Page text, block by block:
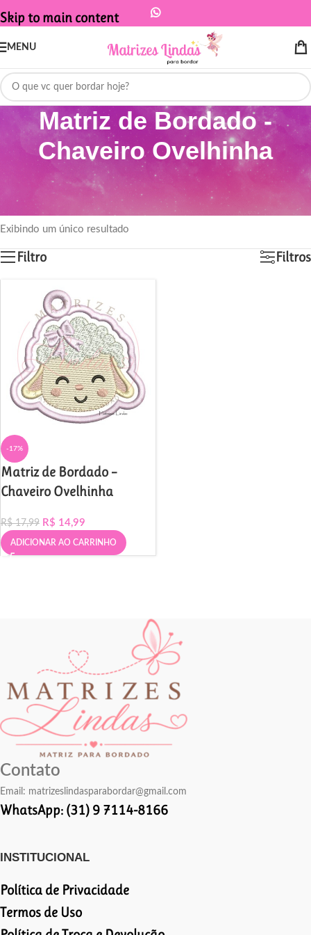
Skip to main content
MENU
Matriz de Bordado -
Chaveiro Ovelhinha
Início
Produtos marcados com a tag “Matriz de Bordado - Chaveiro
Ovelhinha”
Exibindo um único resultado
Filtro Filtros
-17%
Matriz de Bordado –
Chaveiro Ovelhinha
R$17,99 R$ 14,99
ADICIONAR AO CARRINHO
Contato
Email: matrizeslindasparabordar@gmail.com
WhatsApp: (31) 9 7114-8166
INSTITUCIONAL
Política de Privacidade
Termos de Uso